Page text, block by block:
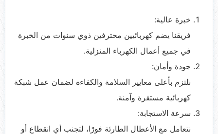
خبرة عالية:
فريقنا يضم كهربائيين محترفين ذوي سنوات من الخبرة
في جميع أعمال الكهرباء المنزلية.
جودة وأمان:
نلتزم بأعلى معايير السلامة والكفاءة لضمان عمل شبكة
كهربائية مستقرة وآمنة.
سرعة الاستجابة:
نتعامل مع الأعطال الطارئة فورًا، لتجنب أي انقطاع أو